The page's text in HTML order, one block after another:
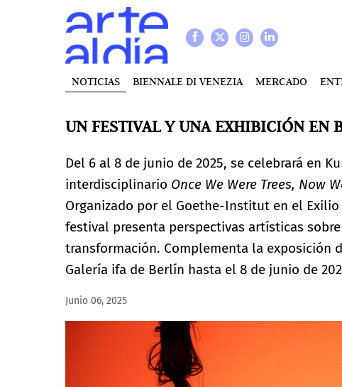
NOTICIAS BIENNALE DI VENEZIA MERCADO
UN FESTIVAL Y UNA EXHIBICIÓN EN
Del 6 al 8 de junio de 2025, se celebrará en
interdisciplinario Once We Were Trees, Now
Organizado por el Goethe-Institut en el
festival presenta perspectivas artísticas
transformación. Complementa la exposición
Galería ifa de Berlín hasta el 8 de junio de
Junio 06, 2025